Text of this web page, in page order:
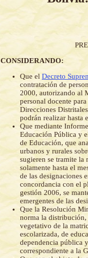
CONSIDERANDO:
Que el Decreto
contratación de
2000, autorizando al
personal docente
Direcciones
podrán realizar hasta
Que mediante
Educación Pública y
de Educación, que
urbanos y rurales
sugieren se tramite la
solamente hasta el
de las designaciones
concordancia con el
gestión 2006, se
emergentes de las
Que la Resolución
norma la distribución,
vegetativo de la
escolarizada, de
dependencia pública
correspondiente a la